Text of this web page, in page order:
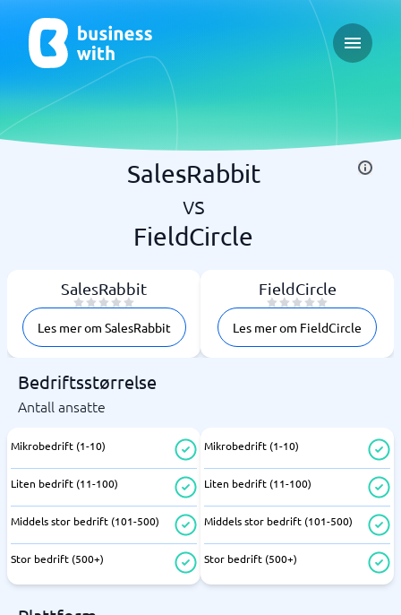
Open
SalesRabbit
vs
FieldCircle
SalesRabbit
Les mer om SalesRabbit
FieldCircle
Les mer om FieldCircle
Bedriftsstørrelse
Antall ansatte
Mikrobedrift (1-10)
Liten bedrift (11-100)
Middels stor bedrift (101-500)
Stor bedrift (500+)
Mikrobedrift (1-10)
Liten bedrift (11-100)
Middels stor bedrift (101-500)
Stor bedrift (500+)